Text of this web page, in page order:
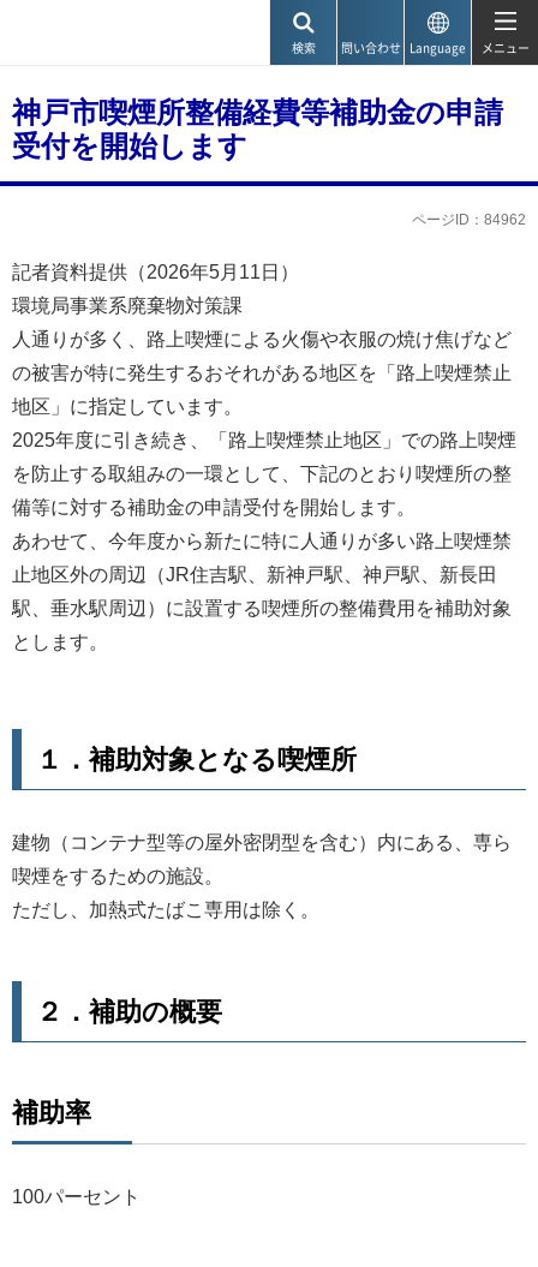
検索 問い合わせ Language メニュー
神戸市喫煙所整備経費等補助金の申請
受付を開始します
ページID：84962
記者資料提供（2026年5月11日）
環境局事業系廃棄物対策課
人通りが多く、路上喫煙による火傷や衣服の焼け焦げなど
の被害が特に発生するおそれがある地区を「路上喫煙禁止
地区」に指定しています。
2025年度に引き続き、「路上喫煙禁止地区」での路上喫煙
を防止する取組みの一環として、下記のとおり喫煙所の整
備等に対する補助金の申請受付を開始します。
あわせて、今年度から新たに特に人通りが多い路上喫煙禁
止地区外の周辺（JR住吉駅、新神戸駅、神戸駅、新長田
駅、垂水駅周辺）に設置する喫煙所の整備費用を補助対象
とします。
１．補助対象となる喫煙所
建物（コンテナ型等の屋外密閉型を含む）内にある、専ら
喫煙をするための施設。
ただし、加熱式たばこ専用は除く。
２．補助の概要
補助率
100パーセント